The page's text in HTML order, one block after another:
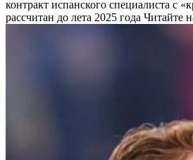
контракт испанского специалиста с
рассчитан до лета 2025 года Читайте